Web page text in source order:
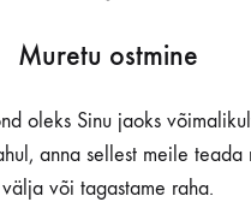
Muretu ostmine
oleks Sinu jaoks
anna sellest meile teada
välja või tagastame raha.